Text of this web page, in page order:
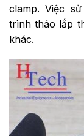
clamp. Việc
trình tháo lắp
khác.